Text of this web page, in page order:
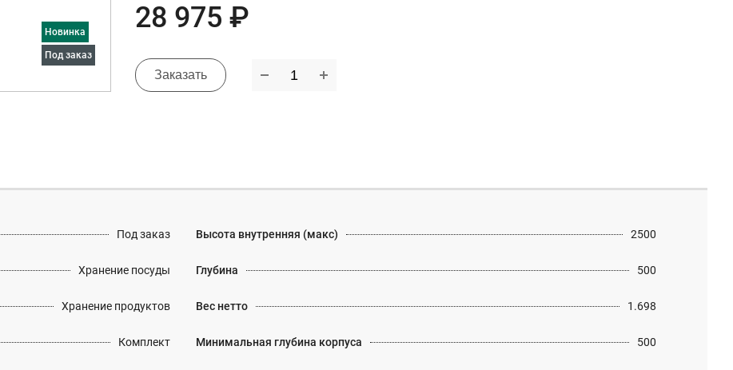
Новинка
под заказ
28 975 ₽
Заказать
Под заказ
Хранение посуды
Хранение продуктов
Комплект
Высота внутренняя (макс) 2500
Глубина 500
Вес нетто 1.698
Минимальная глубина корпуса 500